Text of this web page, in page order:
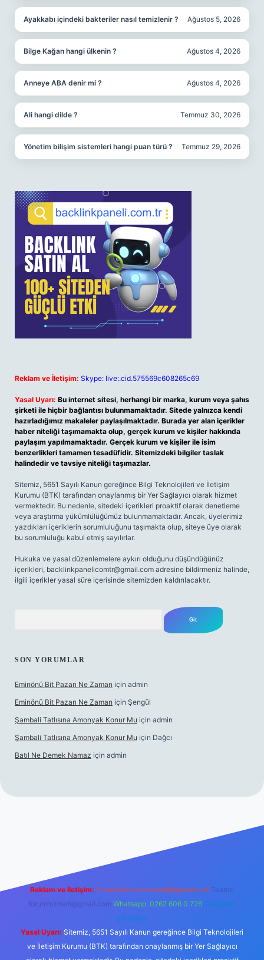
Ayakkabı içindeki bakteriler nasıl temizlenir ? Ağustos 5, 2026
Bilge Kağan hangi ülkenin ? Ağustos 4, 2026
Anneye ABA denir mi ? Ağustos 4, 2026
Ali hangi dilde ? Temmuz 30, 2026
Yönetim bilişim sistemleri hangi puan türü ? Temmuz 29, 2026
Reklam ve İletişim: Skype: live:.cid.575569c608265c69
Yasal Uyarı: Bu internet sitesi, herhangi bir marka, kurum veya şahıs
şirketi ile hiçbir bağlantısı bulunmamaktadır. Sitede yalnızca kendi
hazırladığımız makaleler paylaşılmaktadır. Burada yer alan içerikler
haber niteliği taşımamakta olup, gerçek kurum ve kişiler hakkında
paylaşım yapılmamaktadır. Gerçek kurum ve kişiler ile isim
benzerlikleri tamamen tesadüfidir. Sitemizdeki bilgiler taslak
halindedir ve tavsiye niteliği taşımazlar.
Sitemiz, 5651 Sayılı Kanun gereğince Bilgi Teknolojileri ve İletişim
Kurumu (BTK) tarafından onaylanmış bir Yer Sağlayıcı olarak hizmet
vermektedir. Bu nedenle, sitedeki içerikleri proaktif olarak denetleme
veya araştırma yükümlülüğümüz bulunmamaktadır. Ancak, üyelerimiz
yazdıkları içeriklerin sorumluluğunu taşımakta olup, siteye üye olarak
bu sorumluluğu kabul etmiş sayılırlar.
Hukuka ve yasal düzenlemelere aykırı olduğunu düşündüğünüz
içerikleri, backlinkpanelicomtr@gmail.com adresine bildirmeniz halinde,
ilgili içerikler yasal süre içerisinde sitemizden kaldırılacaktır.
SON YORUMLAR
Eminönü Bit Pazarı Ne Zaman için admin
Eminönü Bit Pazarı Ne Zaman için Şengül
Şambali Tatlısına Amonyak Konur Mu için admin
Şambali Tatlısına Amonyak Konur Mu için Dağcı
Batıl Ne Demek Namaz için admin
Reklam ve İletişim: E-mail: backlinkpaneli@gmail.com Teams:
forumhizmeti@gmail.com Whatsapp: 0262 606 0 726 Telegram:
@karabul
Yasal Uyarı: Sitemiz, 5651 Sayılı Kanun gereğince Bilgi Teknolojileri
ve İletişim Kurumu (BTK) tarafından onaylanmış bir Yer Sağlayıcı